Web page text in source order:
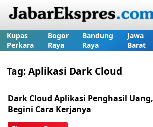
Kupas
Perkara
Bogor
Raya
Bandung
Raya
Jawa
Barat
Tag:Aplikasi Dark Cloud
Dark Cloud Aplikasi Penghasil Uang,
Begini Cara Kerjanya